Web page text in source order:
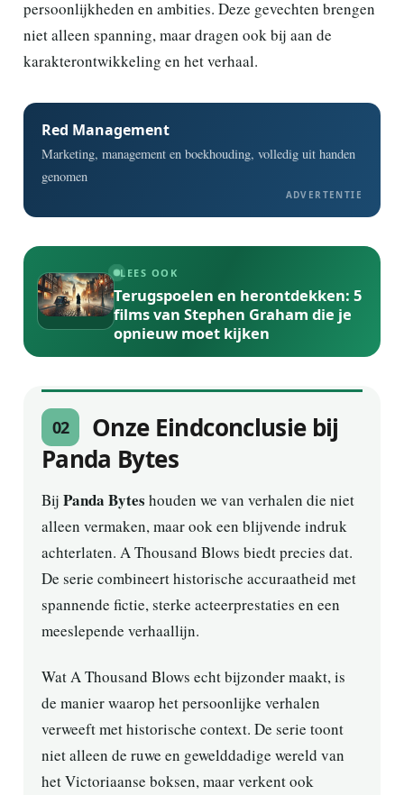
persoonlijkheden en ambities. Deze gevechten brengen
niet alleen spanning, maar dragen ook bij aan de
karakterontwikkeling en het verhaal.
Red Management
Marketing, management en boekhouding, volledig uit handen
genomen
ADVERTENTIE
LEES OOK
Terugspoelen en herontdekken: 5
films van Stephen Graham die je
opnieuw moet kijken
02
Onze Eindconclusie bij
Panda Bytes
Bij Panda Bytes houden we van verhalen die niet
alleen vermaken, maar ook een blijvende indruk
achterlaten. A Thousand Blows biedt precies dat.
De serie combineert historische accuraatheid met
spannende fictie, sterke acteerprestaties en een
meeslepende verhaallijn.
Wat A Thousand Blows echt bijzonder maakt, is
de manier waarop het persoonlijke verhalen
verweeft met historische context. De serie toont
niet alleen de ruwe en gewelddadige wereld van
het Victoriaanse boksen, maar verkent ook